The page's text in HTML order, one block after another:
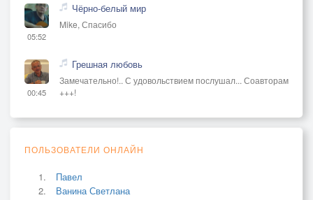
05:52
Чёрно-белый мир
Mike, Спасибо
00:45
Грешная любовь
Замечательно!.. С удовольствием послушал... Соавторам
+++!
ПОЛЬЗОВАТЕЛИ ОНЛАЙН
Павел
Ванина Светлана